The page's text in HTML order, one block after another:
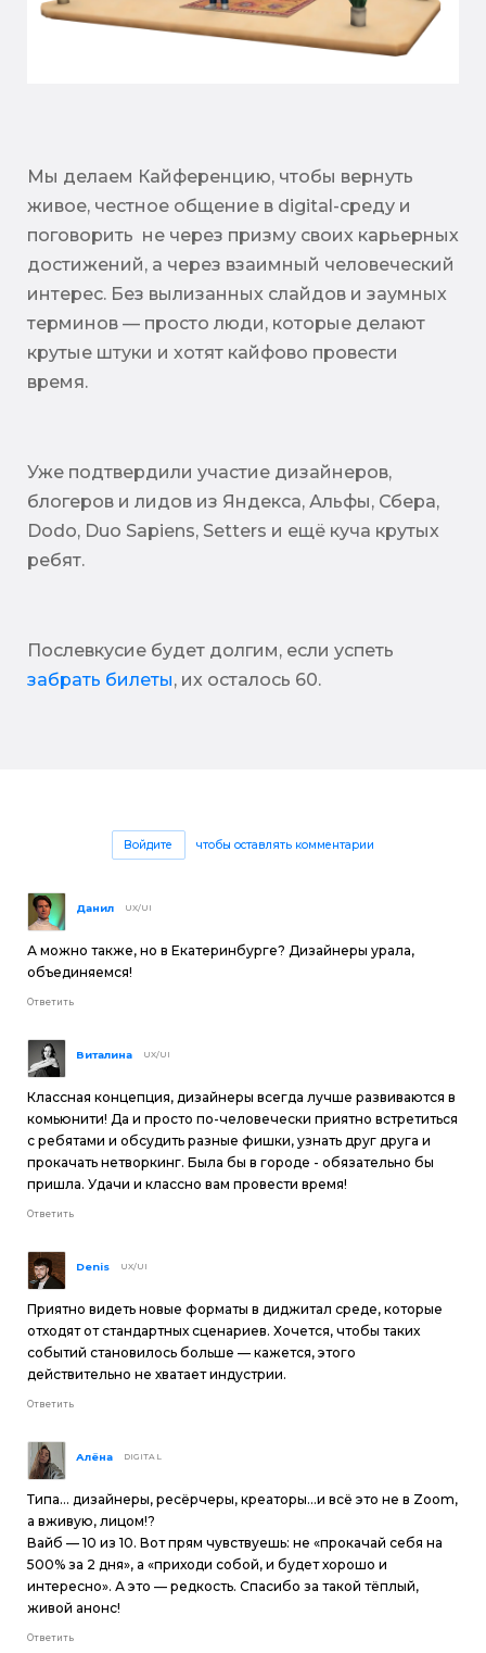
Мы делаем Кайференцию, чтобы вернуть
живое, честное общение в digital-среду и
поговорить не через призму своих карьерных
достижений, а через взаимный человеческий
интерес. Без вылизанных слайдов и заумных
терминов — просто люди, которые делают
крутые штуки и хотят кайфово провести
время.
Уже подтвердили участие дизайнеров,
блогеров и лидов из Яндекса, Альфы, Сбера,
Dodo, Duo Sapiens, Setters и ещё куча крутых
ребят.
Послевкусие будет долгим, если успеть
забрать билеты, их осталось 60.
Войдите чтобы оставлять комментарии
Данил UX/UI
А можно также, но в Екатеринбурге? Дизайнеры урала,
объединяемся!
Ответить
Виталина UX/UI
Классная концепция, дизайнеры всегда лучше развиваются в
комьюнити! Да и просто по-человечески приятно встретиться
с ребятами и обсудить разные фишки, узнать друг друга и
прокачать нетворкинг. Была бы в городе - обязательно бы
пришла. Удачи и классно вам провести время!
Ответить
Denis UX/UI
Приятно видеть новые форматы в диджитал среде, которые
отходят от стандартных сценариев. Хочется, чтобы таких
событий становилось больше — кажется, этого
действительно не хватает индустрии.
Ответить
Алёна DIGITAL
Типа… дизайнеры, ресёрчеры, креаторы...и всё это не в Zoom,
а вживую, лицом!?
Вайб — 10 из 10. Вот прям чувствуешь: не «прокачай себя на
500% за 2 дня», а «приходи собой, и будет хорошо и
интересно». А это — редкость. Cпасибо за такой тёплый,
живой анонс!
Ответить